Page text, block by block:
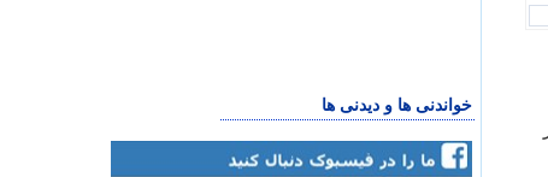
خواندنی ها و دیدنی ها